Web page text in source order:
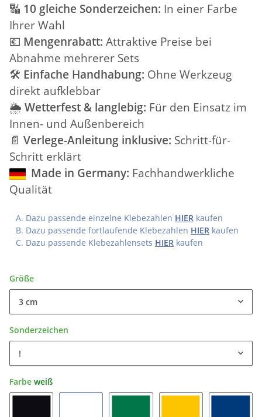
🔣 10 gleiche Sonderzeichen: In einer Farbe
Ihrer Wahl
💶 Mengenrabatt: Attraktive Preise bei
Abnahme mehrerer Sets
🛠️ Einfache Handhabung: Ohne Werkzeug
direkt aufklebbar
🌦️ Wetterfest & langlebig: Für den Einsatz im
Innen- und Außenbereich
📄 Verlege-Anleitung inklusive: Schritt-für-
Schritt erklärt
Made in Germany: Fachhandwerkliche
Qualität
Dazu passende einzelne Klebezahlen HIER kaufen
Dazu passende fortlaufende Klebezahlen HIER kaufen
Dazu passende Klebezahlensets HIER kaufen
Größe
3 cm
Sonderzeichen
!
Farbe weiß